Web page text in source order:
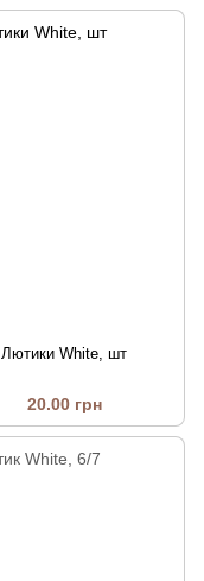
Лютики White, шт
20.00 грн